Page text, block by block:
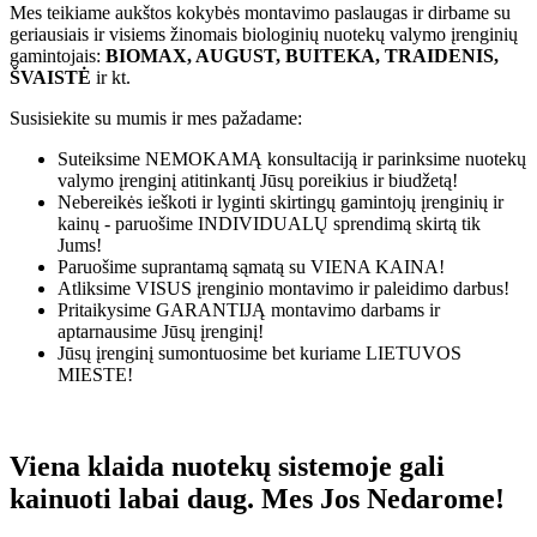
Mes teikiame aukštos kokybės montavimo paslaugas ir dirbame su
geriausiais ir visiems žinomais biologinių nuotekų valymo įrenginių
gamintojais: BIOMAX, AUGUST, BUITEKA, TRAIDENIS,
ŠVAISTĖ ir kt.
Susisiekite su mumis ir mes pažadame:
Suteiksime NEMOKAMĄ konsultaciją ir parinksime nuotekų
valymo įrenginį atitinkantį Jūsų poreikius ir biudžetą!
Nebereikės ieškoti ir lyginti skirtingų gamintojų įrenginių ir
kainų - paruošime INDIVIDUALŲ sprendimą skirtą tik
Jums!
Paruošime suprantamą sąmatą su VIENA KAINA!
Atliksime VISUS įrenginio montavimo ir paleidimo darbus!
Pritaikysime GARANTIJĄ montavimo darbams ir
aptarnausime Jūsų įrenginį!
Jūsų įrenginį sumontuosime bet kuriame LIETUVOS
MIESTE!
Viena klaida nuotekų sistemoje gali
kainuoti labai daug. Mes Jos Nedarome!